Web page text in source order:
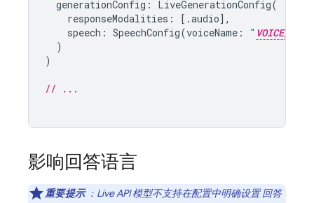
generationConfig : LiveGenerationConfig(
responseModalities : [.audio],
speech : SpeechConfig(voiceName : " VOICE_NAME
)
)
// ...
影响回答语言
重要提示： Live API模型不支持在配置中明确设置 回答